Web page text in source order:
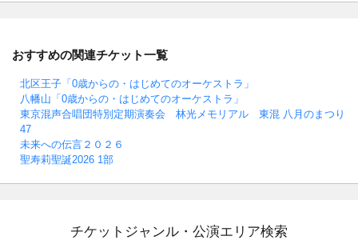
おすすめの関連チケット一覧
北区王子「0歳からの・はじめてのオーケストラ」
八幡山「0歳からの・はじめてのオーケストラ」
東京混声合唱団特別定期演奏会 林光メモリアル 東混 八月のまつり
47
未来への伝言２０２６
聖寿莉聖誕2026 1部
チケットジャンル・公演エリア検索